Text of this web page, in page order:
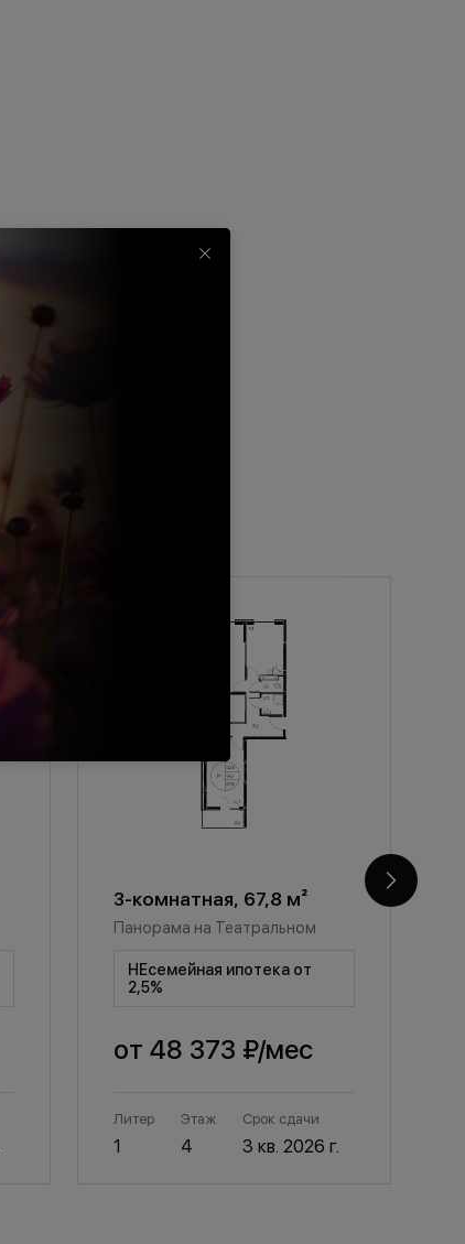
3-комнатная, 67,8 м²
Панорама на Театральном
НЕсемейная ипотека от
2,5%
от48 373 ₽/мес
Литер
1
Этаж
4
Срок сдачи
3 кв. 2026 г.